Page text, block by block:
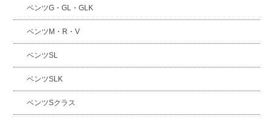
ベンツG・GL・GLK
ベンツM・R・V
ベンツSL
ベンツSLK
ベンツSクラス